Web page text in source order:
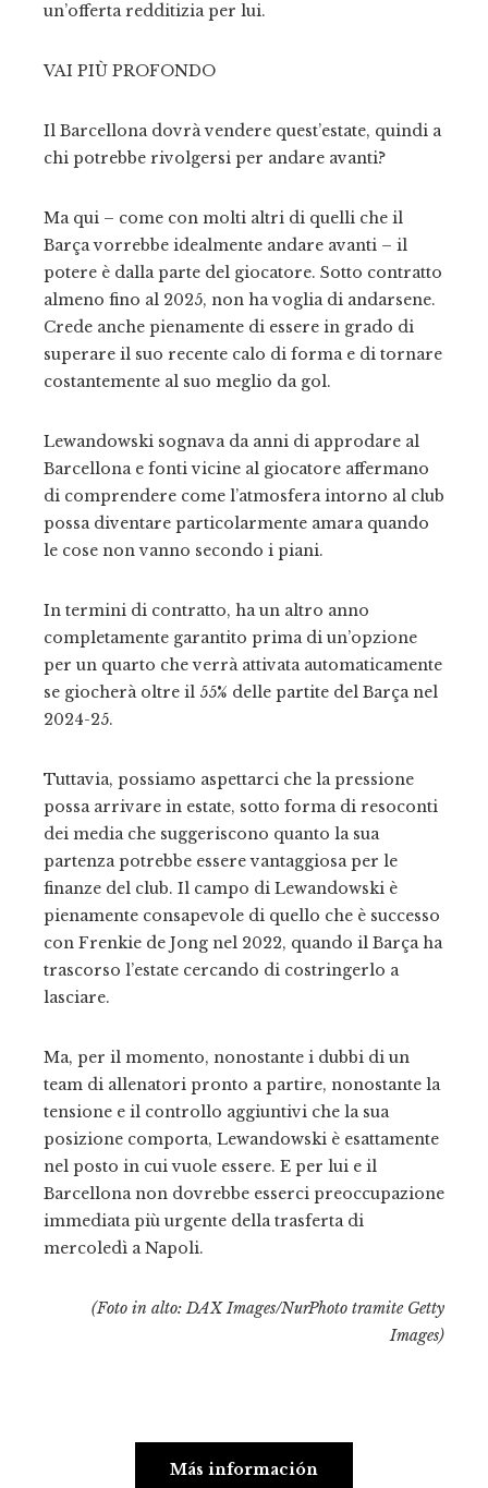
un’offerta redditizia per lui.
VAI PIÙ PROFONDO
Il Barcellona dovrà vendere quest’estate, quindi a
chi potrebbe rivolgersi per andare avanti?
Ma qui – come con molti altri di quelli che il
Barça vorrebbe idealmente andare avanti – il
potere è dalla parte del giocatore. Sotto contratto
almeno fino al 2025, non ha voglia di andarsene.
Crede anche pienamente di essere in grado di
superare il suo recente calo di forma e di tornare
costantemente al suo meglio da gol.
Lewandowski sognava da anni di approdare al
Barcellona e fonti vicine al giocatore affermano
di comprendere come l’atmosfera intorno al club
possa diventare particolarmente amara quando
le cose non vanno secondo i piani.
In termini di contratto, ha un altro anno
completamente garantito prima di un’opzione
per un quarto che verrà attivata automaticamente
se giocherà oltre il 55% delle partite del Barça nel
2024-25.
Tuttavia, possiamo aspettarci che la pressione
possa arrivare in estate, sotto forma di resoconti
dei media che suggeriscono quanto la sua
partenza potrebbe essere vantaggiosa per le
finanze del club. Il campo di Lewandowski è
pienamente consapevole di quello che è successo
con Frenkie de Jong nel 2022, quando il Barça ha
trascorso l’estate cercando di costringerlo a
lasciare.
Ma, per il momento, nonostante i dubbi di un
team di allenatori pronto a partire, nonostante la
tensione e il controllo aggiuntivi che la sua
posizione comporta, Lewandowski è esattamente
nel posto in cui vuole essere. E per lui e il
Barcellona non dovrebbe esserci preoccupazione
immediata più urgente della trasferta di
mercoledì a Napoli.
(Foto in alto: DAX Images/NurPhoto tramite Getty
Images)
Más información